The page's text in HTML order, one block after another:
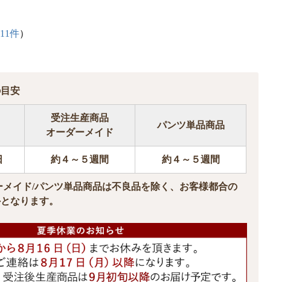
11件）
安
受注生産商品
オーダーメイド
パンツ単品商品
約４～５週間 約４～５週間
イド/パンツ単品商品は不良品を除く、お客様都合の
なります。